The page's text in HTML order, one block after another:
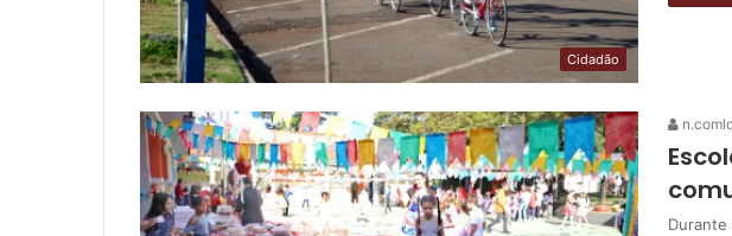
Cidadão